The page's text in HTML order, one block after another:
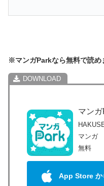
※マンガParkなら無料で読め
マン
マンガ
無料
App Store か